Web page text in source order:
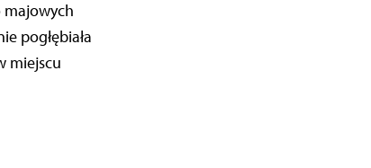
majowych
pogłębiała
miejscu